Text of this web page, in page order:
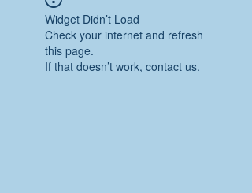
Widget Didn’t Load
Check your internet and refresh
this page.
If that doesn’t work, contact us.